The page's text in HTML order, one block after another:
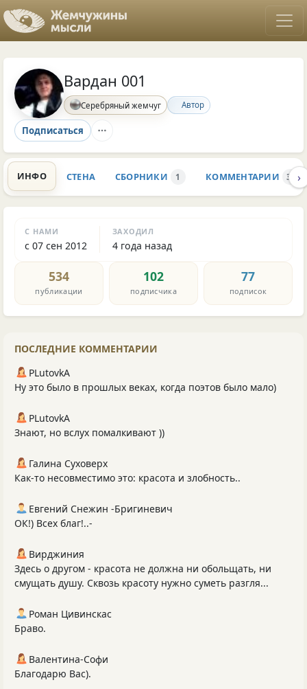
Вардан 001
Серебряный жемчуг Автор
Подписаться
ИНФО СТЕНА СБОРНИКИ 1 КОММЕНТАРИИ 3K ›
С НАМИ
с 07 сен 2012
ЗАХОДИЛ
4 года назад
534
публикации
102
подписчика
77
подписок
ПОСЛЕДНИЕ КОММЕНТАРИИ
PLutоvkА
Ну это было в прошлых веках, когда поэтов было мало)
PLutоvkА
Знают, но вслух помалкивают ))
Галина Суховерх
Как-то несовместимо это: красота и злобность..
Евгений Снежин -Бригиневич
ОК!) Всех благ!..-
Вирджиния
Здесь о другом - красота не должна ни обольщать, ни
смущать душу. Сквозь красоту нужно суметь разгля...
Роман Цивинскас
Браво.
Валентина-Софи
Благодарю Вас).